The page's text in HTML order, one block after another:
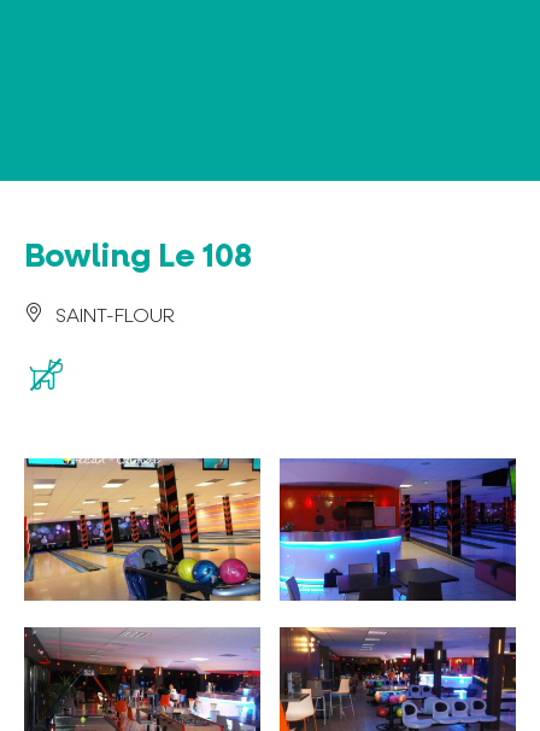
NO SE LO PIERDA
LA PLENA NATURALEZA
Bowling Le 108
SAINT-FLOUR